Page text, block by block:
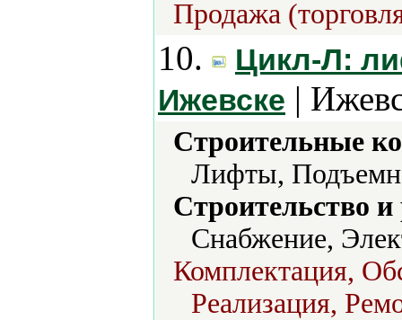
Продажа
10.
Цикл-Л:
Ижевске |
Строительные
Лифты,
Строительство
Снабжение,
Комплектация,
Реализация,